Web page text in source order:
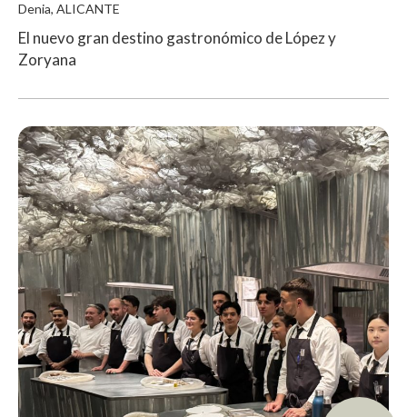
Denia, ALICANTE
El nuevo gran destino gastronómico de López y
Zoryana